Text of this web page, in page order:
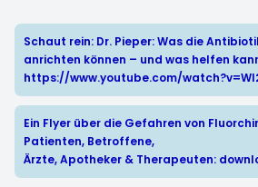
Schaut rein: Dr. Pieper: Was die
anrichten können – und was helfen
https://www.youtube.com/
Ein Flyer über die Gefahren von
Patienten, Betroffene,
Ärzte, Apotheker & Therapeuten: